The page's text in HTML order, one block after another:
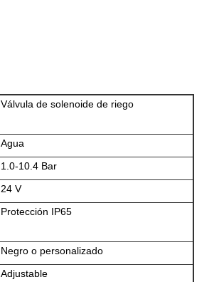
Válvula de solenoide de riego
Agua
1.0-10.4 Bar
24 V
Protección IP65
Negro o personalizado
Adjustable